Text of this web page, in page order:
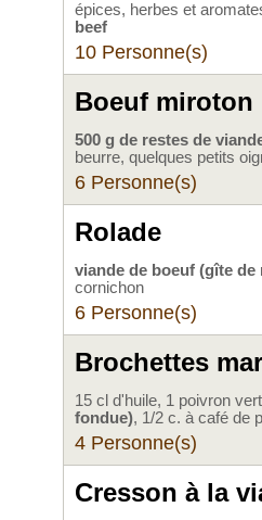
épices, herbes et
beef
10 Personne(s)
Boeuf miroton
500 g de restes de
beurre, quelques petits
6 Personne(s)
Rolade
viande de boeuf (gîte
cornichon
6 Personne(s)
Brochettes
15 cl d'huile, 1 poivron
fondue), 1/2 c. à café de
4 Personne(s)
Cresson à la